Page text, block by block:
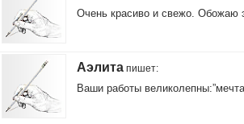
Очень красиво и свежо. Обожаю
Аэлита пишет:
Ваши работы великолепны:”мечта